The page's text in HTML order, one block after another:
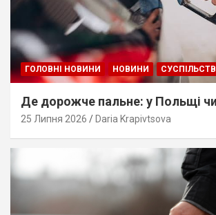
ГОЛОВНІ НОВИНИ НОВИНИ
Де дорожче пальне: у Польщі
25 Липня 2026 Daria Krapivtsova